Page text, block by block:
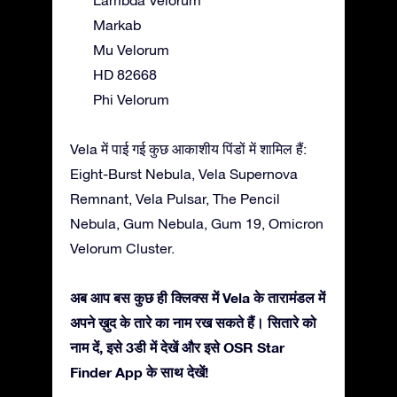
Markab
Mu Velorum
HD 82668
Phi Velorum
Vela में पाई गई कुछ आकाशीय पिंडों में शामिल हैं:
Eight-Burst Nebula, Vela Supernova
Remnant, Vela Pulsar, The Pencil
Nebula, Gum Nebula, Gum 19, Omicron
Velorum Cluster.
अब आप बस कुछ ही क्लिक्स में Vela के तारामंडल में
अपने ख़ुद के तारे का नाम रख सकते हैं। सितारे को
नाम दें, इसे 3डी में देखें और इसे OSR Star
Finder App के साथ देखें!